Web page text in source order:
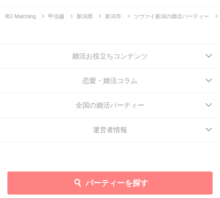
IBJ Matching 甲信越 新潟県 新潟市 ツヴァイ新潟の婚活パーティー
パーティーを探す
婚活お役立ちコンテンツ
恋愛・婚活コラム
全国の婚活パーティー
運営者情報